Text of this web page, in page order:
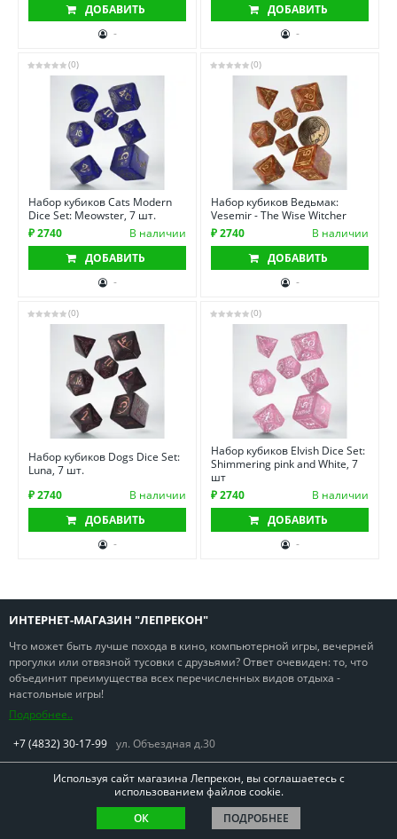
ДОБАВИТЬ
-
ДОБАВИТЬ
-
(0)
Набор кубиков Cats Modern
Dice Set: Meowster, 7 шт.
₽ 2740
В наличии
ДОБАВИТЬ
-
(0)
Набор кубиков Ведьмак:
Vesemir - The Wise Witcher
₽ 2740
В наличии
ДОБАВИТЬ
-
(0)
Набор кубиков Dogs Dice Set:
Luna, 7 шт.
₽ 2740
В наличии
ДОБАВИТЬ
-
(0)
Набор кубиков Elvish Dice Set:
Shimmering pink and White, 7
шт
₽ 2740
В наличии
ДОБАВИТЬ
-
ИНТЕРНЕТ-МАГАЗИН "ЛЕПРЕКОН"
Что может быть лучше похода в кино, компьютерной игры, вечерней
прогулки или отвязной тусовки с друзьями? Ответ очевиден: то, что
объединит преимущества всех перечисленных видов отдыха -
настольные игры!
Подробнее..
+7 (4832) 30-17-99 ул. Объездная д.30
Copyright © Лепрекон 2013-2026. Все права защищены
Используя сайт магазина Лепрекон, вы соглашаетесь с
использованием файлов cookie.
ОК
ПОДРОБНЕЕ